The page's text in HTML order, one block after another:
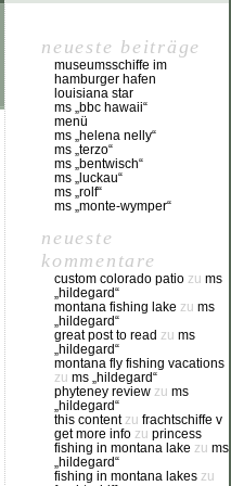
neueste beiträge
museumsschiffe im
hamburger hafen
louisiana star
ms „bbc hawaii“
menü
ms „helena nelly“
ms „terzo“
ms „bentwisch“
ms „luckau“
ms „rolf“
ms „monte-wymper“
neueste
kommentare
custom colorado patio zu ms
„hildegard“
montana fishing lake zu ms
„hildegard“
great post to read zu ms
„hildegard“
montana fly fishing vacations
zu ms „hildegard“
phyteney review zu ms
„hildegard“
this contentzu frachtschiffe v
get more info zu princess
fishing in montana lake zu ms
„hildegard“
fishing in montana lakes zu